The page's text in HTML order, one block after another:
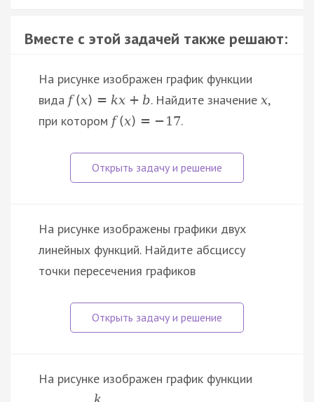
Вместе с этой задачей также решают:
На рисунке изображен график функции
вида f (x) = kx + b. Найдите значениеx,
при котором f (x) = −17.
На рисунке изображены графики двух
линейных функций. Найдите абсциссу
точки пересечения графиков
На рисунке изображен график функции
k